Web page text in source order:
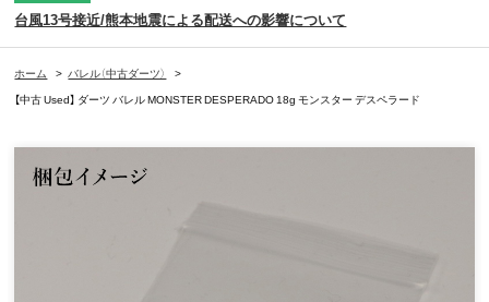
台風13号接近/熊本地震による配送への影響について
ホーム > バレル（中古ダーツ）
>
【中古 Used】 ダーツ バレル MONSTER DESPERADO 18g モンスター デスペラード